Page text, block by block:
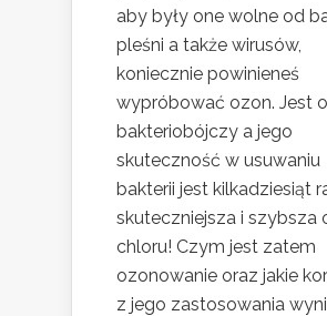
aby były one wolne od
pleśni a także wirusów,
koniecznie powinieneś
wypróbować ozon. Jest
bakteriobójczy a jego
skuteczność w usuwaniu
bakterii jest kilkadziesiąt
skuteczniejsza i szybsza
chloru! Czym jest zatem
ozonowanie oraz jakie
z jego zastosowania